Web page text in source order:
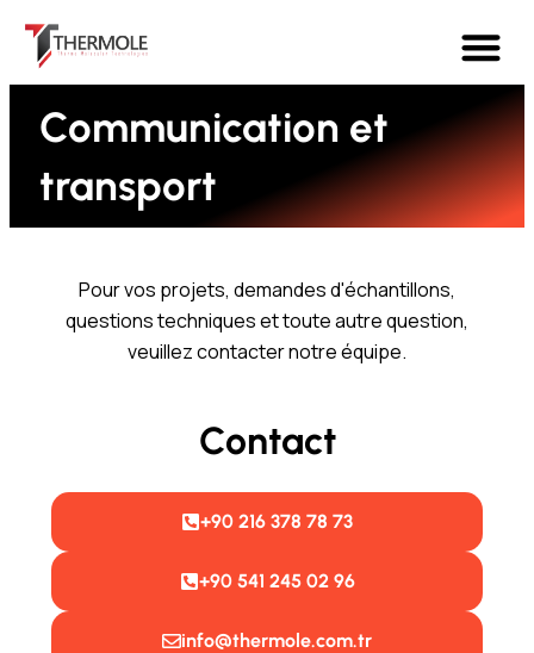
Communication et
transport
Pour vos projets, demandes d'échantillons,
questions techniques et toute autre question,
veuillez contacter notre équipe.
Contact
+90 216 378 78 73
+90 541 245 02 96
info@thermole.com.tr